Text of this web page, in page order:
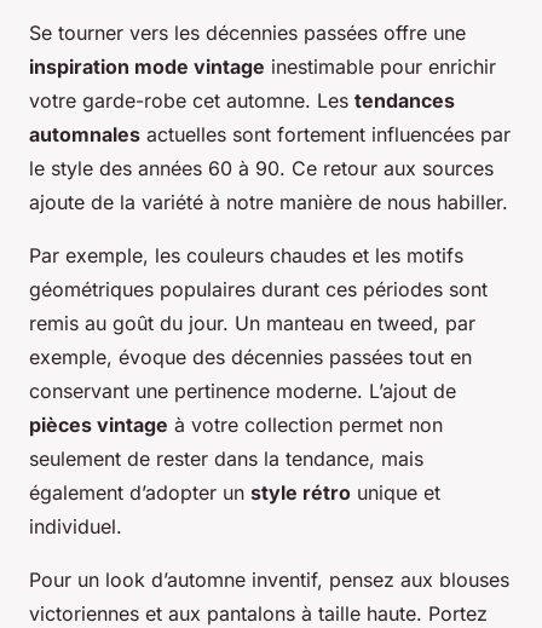
Se tourner vers les décennies passées offre une
inspiration mode vintage inestimable pour enrichir
votre garde-robe cet automne. Les tendances
automnales actuelles sont fortement influencées par
le style des années 60 à 90. Ce retour aux sources
ajoute de la variété à notre manière de nous habiller.
Par exemple, les couleurs chaudes et les motifs
géométriques populaires durant ces périodes sont
remis au goût du jour. Un manteau en tweed, par
exemple, évoque des décennies passées tout en
conservant une pertinence moderne. L’ajout de
pièces vintage à votre collection permet non
seulement de rester dans la tendance, mais
également d’adopter un style rétro unique et
individuel.
Pour un look d’automne inventif, pensez aux blouses
victoriennes et aux pantalons à taille haute. Portez